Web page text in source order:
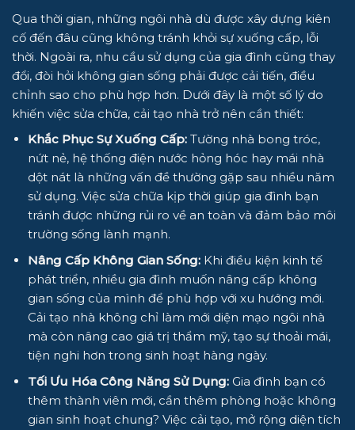
Qua thời gian, những ngôi nhà dù được xây dựng kiên
cố đến đâu cũng không tránh khỏi sự xuống cấp, lỗi
thời. Ngoài ra, nhu cầu sử dụng của gia đình cũng thay
đổi, đòi hỏi không gian sống phải được cải tiến, điều
chỉnh sao cho phù hợp hơn. Dưới đây là một số lý do
khiến việc sửa chữa, cải tạo nhà trở nên cần thiết:
Khắc Phục Sự Xuống Cấp:Tường nhà bong tróc,
nứt nẻ, hệ thống điện nước hỏng hóc hay mái nhà
dột nát là những vấn đề thường gặp sau nhiều năm
sử dụng. Việc sửa chữa kịp thời giúp gia đình bạn
tránh được những rủi ro về an toàn và đảm bảo môi
trường sống lành mạnh.
Nâng Cấp Không Gian Sống:Khi điều kiện kinh tế
phát triển, nhiều gia đình muốn nâng cấp không
gian sống của mình để phù hợp với xu hướng mới.
Cải tạo nhà không chỉ làm mới diện mạo ngôi nhà
mà còn nâng cao giá trị thẩm mỹ, tạo sự thoải mái,
tiện nghi hơn trong sinh hoạt hàng ngày.
Tối Ưu Hóa Công Năng Sử Dụng:Gia đình bạn có
thêm thành viên mới, cần thêm phòng hoặc không
gian sinh hoạt chung? Việc cải tạo, mở rộng diện tích